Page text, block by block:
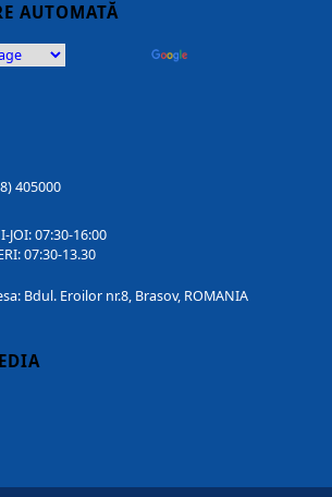
AUTOMATĂ
405000
JOI: 07:30-16:00
07:30-13.30
Bdul. Eroilor nr.8, Brasov, ROMANIA